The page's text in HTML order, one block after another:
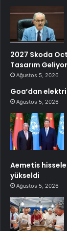
2027 Skoda
Tasarım Geliyor
Ağustos 5, 2026
Goa’dan
Ağustos 5, 2026
Aemetis
yükseldi
Ağustos 5, 2026